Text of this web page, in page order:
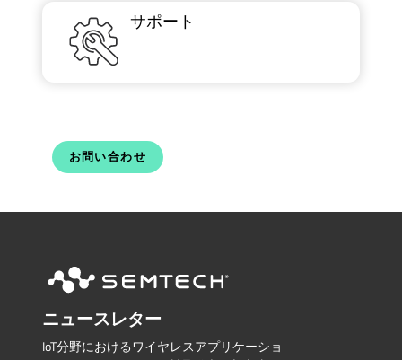
サポート
お問い合わせ
ニュースレター
IoT分野におけるワイヤレスアプリケーショ